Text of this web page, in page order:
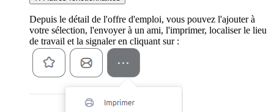
Depuis le détail de l'offre d'emploi, vous pouvez l'ajouter à
votre sélection, l'envoyer à un ami, l'imprimer, localiser le lieu
de travail et la signaler en cliquant sur :